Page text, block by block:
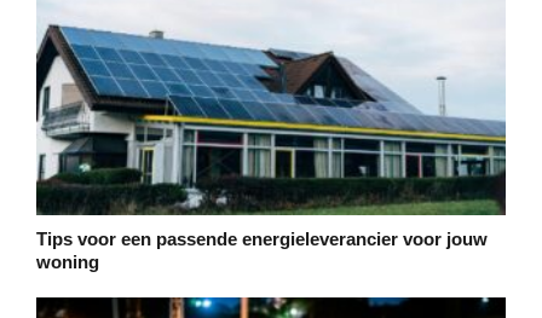
Tips voor een passende energieleverancier voor jouw
woning